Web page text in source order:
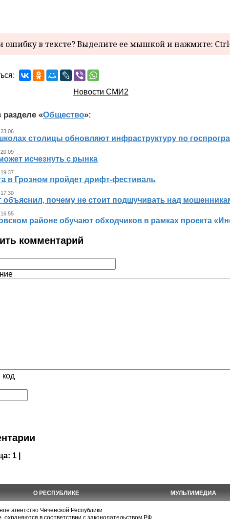
в тексте? Выделите ее мышкой и нажмите:
Новости СМИ2
разделе «Общество»:
столицы обновляют инфраструктуру по
исчезнуть с рынка
в Грозном пройдет дрифт-фестиваль
объяснил, почему не стоит подшучивать над
районе обучают обходчиков в рамках проекта
комментарий
код
1 |
О РЕСПУБЛИКЕ МУЛЬТИМЕДИА
агентство Чеченской Республики
в соответствии с законодательством РФ.